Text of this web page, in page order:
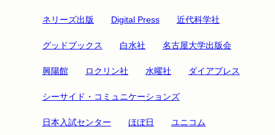
ネリーズ出版 Digital Press 近代科学社
グッドブックス 白水社 名古屋大学出版会
興陽館 ロクリン社 水曜社 ダイアプレス
シーサイド・コミュニケーションズ
日本入試センター ほぼ日 ユニコム